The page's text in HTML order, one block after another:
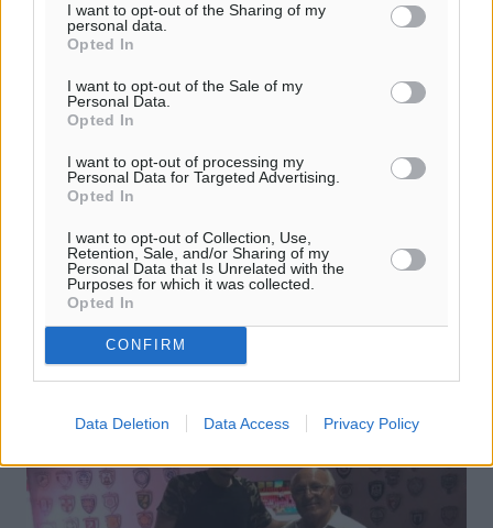
I want to opt-out of the Sharing of my
personal data.
Opted In
I want to opt-out of the Sale of my
Personal Data.
Opted In
I want to opt-out of processing my
Personal Data for Targeted Advertising.
Opted In
I want to opt-out of Collection, Use,
Retention, Sale, and/or Sharing of my
Personal Data that Is Unrelated with the
Purposes for which it was collected.
Opted In
CONFIRM
Data Deletion Data Access Privacy Policy
Παπαθεοδώρου το Βάτι
Γιάννης Καμπούρης τον Διαγόρα Βατίου της αγωνιστικής
περιόδου 2021-2022. Μετά τις ουκ ολίγες ανανεώσεις
συνεργασιών και την ...
30.06.21, 17:11